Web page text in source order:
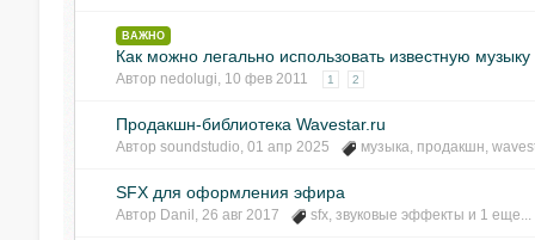
ВАЖНО
Как можно легально использовать известную
Автор nedolugi, 10 фев 2011 1 2
Продакшн-библиотека Wavestar.ru
Автор soundstudio, 01 апр 2025 музыка, продакшн,
SFX для оформления эфира
Автор Danil , 26 авг 2017 sfx, звуковые эффекты и 1 еще...